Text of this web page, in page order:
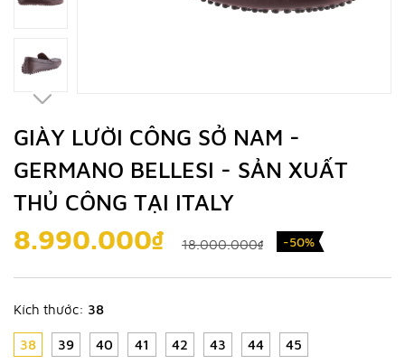
GIÀY LƯỜI CÔNG SỞ NAM -
GERMANO BELLESI - SẢN XUẤT
THỦ CÔNG TẠI ITALY
8.990.000₫ 18.000.000₫ -50%
Kích thước: 38
38 39 40 41 42 43 44 45